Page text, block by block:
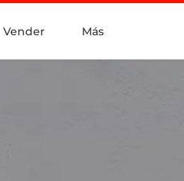
Vender Más